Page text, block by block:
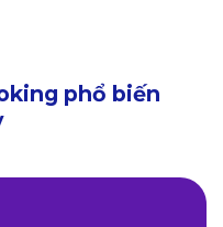
phổ biến